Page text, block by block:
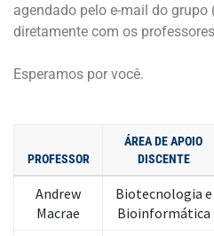
agendado pelo e-mail do grupo
diretamente com os
Esperamos por você.
PROFESSOR
ÁREA DE APOIO
DISCENTE
Andrew
Macrae
Biotecnologia e
Bioinformática